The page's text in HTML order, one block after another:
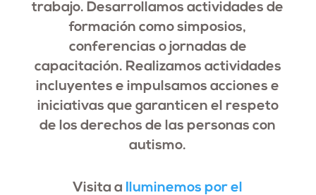
trabajo. Desarrollamos actividades de
formación como simposios,
conferencias o jornadas de
capacitación. Realizamos actividades
incluyentes e impulsamos acciones e
iniciativas que garanticen el respeto
de los derechos de las personas con
autismo.
Visita a Iluminemos por el